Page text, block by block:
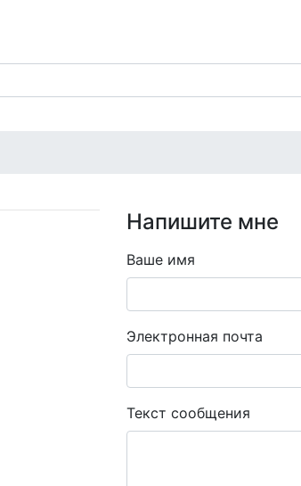
Напишите мне
Ваше имя
Электронная почта
Текст сообщения